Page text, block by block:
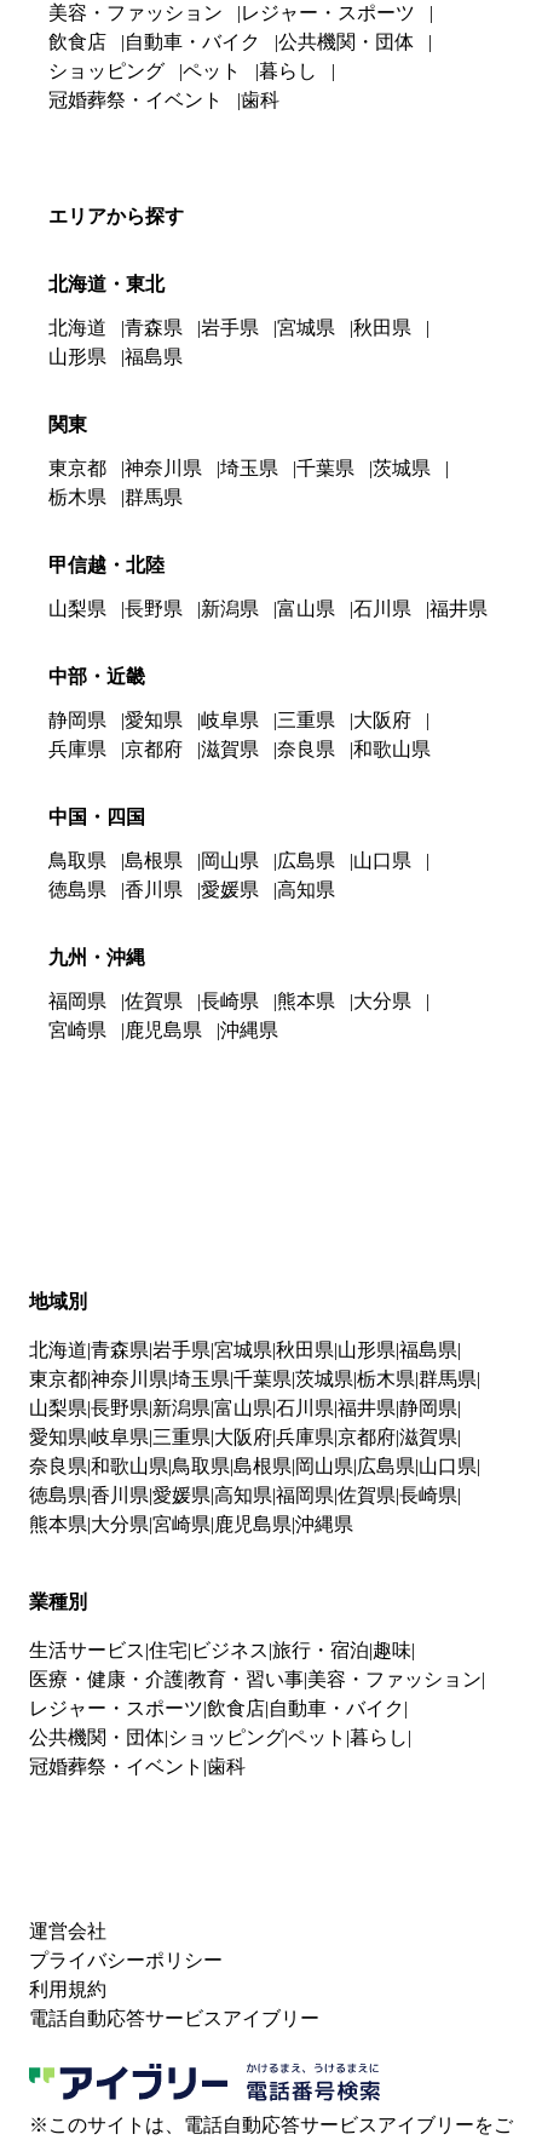
美容・ファッション
レジャー・スポーツ
飲食店
自動車・バイク
公共機関・団体
ショッピング
ペット
暮らし
冠婚葬祭・イベント
歯科
エリアから探す
北海道・東北
北海道 青森県 岩手県 宮城県
秋田県
山形県
福島県
関東
東京都 神奈川県 埼玉県 千葉県
茨城県
栃木県
群馬県
甲信越・北陸
山梨県 長野県 新潟県 富山県 石川県 福井県
中部・近畿
静岡県 愛知県 岐阜県 三重県
大阪府
兵庫県
京都府 滋賀県 奈良県 和歌山県
中国・四国
鳥取県 島根県 岡山県 広島県
山口県
徳島県
香川県 愛媛県 高知県
九州・沖縄
福岡県 佐賀県 長崎県 熊本県
大分県
宮崎県
鹿児島県 沖縄県
地域別
北海道 青森県 岩手県 宮城県 秋田県 山形県 福島県
東京都神奈川県 埼玉県 千葉県 茨城県 栃木県 群馬県
山梨県 長野県 新潟県 富山県 石川県 福井県 静岡県
愛知県 岐阜県 三重県 大阪府兵庫県 京都府滋賀県
奈良県 和歌山県 鳥取県 島根県 岡山県 広島県 山口県
徳島県 香川県 愛媛県 高知県 福岡県 佐賀県 長崎県
熊本県 大分県 宮崎県 鹿児島県 沖縄県
業種別
生活サービス 住宅 ビジネス 旅行・宿泊 趣味
医療・健康・介護教育・習い事 美容・ファッション
レジャー・スポーツ 飲食店 自動車・バイク
公共機関・団体 ショッピングペット 暮らし
冠婚葬祭・イベント 歯科
運営会社
プライバシーポリシー
利用規約
電話自動応答サービスアイブリー
※このサイトは、電話自動応答サービスアイブリーをご